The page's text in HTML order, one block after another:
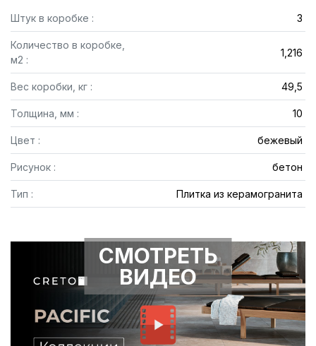
Штук в коробке : 3
Количество в коробке,
м2 :
1,216
Вес коробки, кг : 49,5
Толщина, мм : 10
Цвет : бежевый
Рисунок : бетон
Тип : Плитка из керамогранита
СМОТРЕТЬ
ВИДЕО